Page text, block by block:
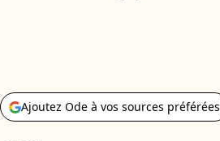
Ajoutez Ode à vos sources préférées